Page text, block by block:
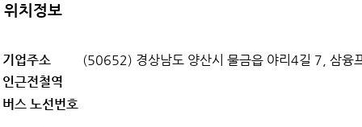
위치정보
기업주소
(50652) 경상남도 양산시 물금읍 야리4길 7, 삼융
인근전철역
버스 노선번호